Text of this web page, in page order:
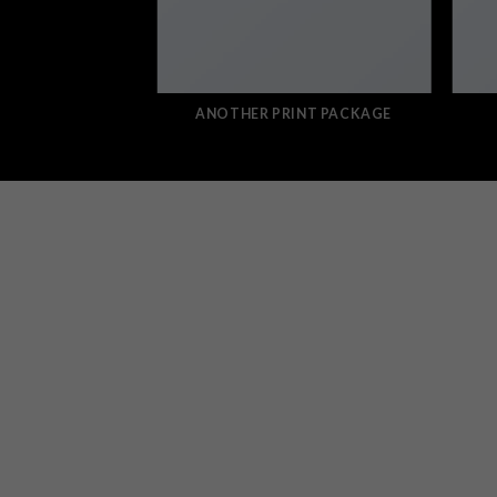
ANOTHER PRINT PACKAGE